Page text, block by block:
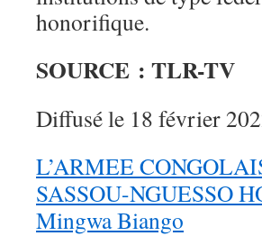
honorifique.
SOURCE : TLR-TV
Diffusé le 18 février
L’ARMEE
SASSOU-NGUESSO
Mingwa Biango